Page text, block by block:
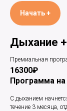
Начать +
Дыхание +
Премиальная
16300₽
Программа
С дыханием
течение 3 месяца,